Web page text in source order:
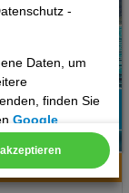
-
Daten, um
finden Sie
Google
Karte